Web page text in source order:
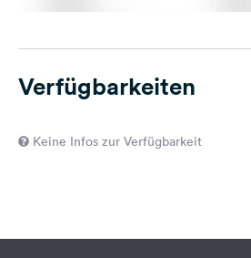
Verfügbarkeiten
Keine Infos zur Verfügbarkeit